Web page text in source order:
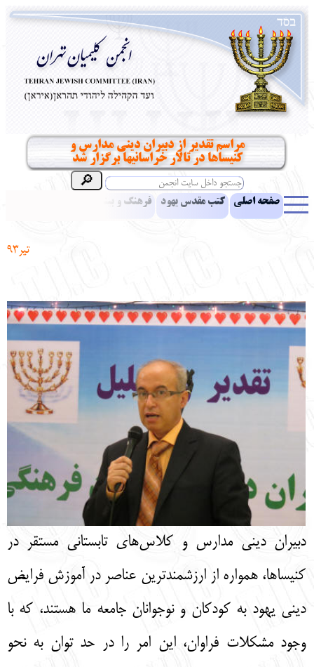
مراسم تقدیر از دبیران دینی مدارس و
کنیساها در تالار خراسانیها برگزار شد
صفحه اصلی کتب مقدس یهود فرهنگ و بینش یهود
English
تیر93
دبیران دینی مدارس و کلاس‌های تابستانی مستقر در
کنیساها، همواره از ارزشمندترین عناصر در آموزش فرایض
دینی یهود به کودکان و نوجوانان جامعه ما هستند، که با
وجود مشکلات فراوان، این امر را در حد توان به نحو